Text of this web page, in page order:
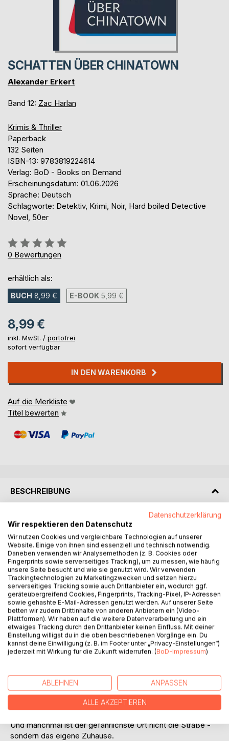
SCHATTEN ÜBER CHINATOWN
Alexander Erkert
Band 12: Zac Harlan
Krimis & Thriller
Paperback
132 Seiten
ISBN-13: 9783819224614
Verlag: BoD - Books on Demand
Erscheinungsdatum: 01.06.2026
Sprache: Deutsch
Schlagworte: Detektiv, Krimi, Noir, Hard boiled Detective
Novel, 50er
Bewertung::
0%
0 Bewertungen
erhältlich als:
BUCH 8,99 € E-BOOK 5,99 €
8,99 €
inkl. MwSt. / portofrei
sofort verfügbar
IN DEN WARENKORB
Auf die Merkliste
Titel bewerten
BESCHREIBUNG
Los Angeles, 1957.
Chinatown wird zum Schauplatz eines stillen Krieges.
Als der alte Wong sich weigert, weiter Schutzgeld zu
zahlen, gerät seine Familie ins Visier der Triade. Ein
eingeschlagenes Schaufenster ist nur der Anfang.
Schon bald geht es nicht mehr nur um Geld - sondern um
seine Tochter Lin.
Der Privatermittler Zac Harlan und sein Team stehen
plötzlich zwischen zwei Fronten: Der Triade, die mit Angst
jede Entscheidung neue Feinde schafft, wird klar: Wer in
Chinatown überleben will, darf keinem der beiden Schatten
Und manchmal ist der gefährlichste Ort nicht die Straße -
sondern das eigene Zuhause.
Datenschutzerklärung
Wir respektieren den Datenschutz
Wir nutzen Cookies und vergleichbare Technologien auf unserer
Website. Einige von ihnen sind essenziell und technisch notwendig.
Daneben verwenden wir Analysemethoden (z. B. Cookies oder
Fingerprints sowie serverseitiges Tracking), um zu messen, wie häufig
unsere Seite besucht und wie sie genutzt wird. Wir verwenden
Trackingtechnologien zu Marketingzwecken und setzen hierzu
serverseitiges Tracking sowie auch Drittanbieter ein, wodurch ggf.
geräteübergreifend Cookies, Fingerprints, Tracking-Pixel, IP-Adressen
sowie gehashte E-Mail-Adressen genutzt werden. Auf unserer Seite
betten wir zudem Drittinhalte von anderen Anbietern ein (Video-
Plattformen). Wir haben auf die weitere Datenverarbeitung und ein
etwaiges Tracking durch den Drittanbieter keinen Einfluss. Mit deiner
Einstellung willigst du in die oben beschriebenen Vorgänge ein. Du
kannst deine Einwilligung (z. B. im Footer unter „Privacy-Einstellungen“)
jederzeit mit Wirkung für die Zukunft widerrufen. (BoD-Impressum)
ABLEHNEN ANPASSEN
ALLE AKZEPTIEREN